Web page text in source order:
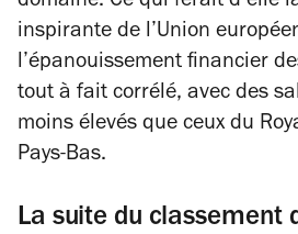
inspirante de l’Union
l’épanouissement financier
tout à fait corrélé, avec des
moins élevés que ceux du
Pays-Bas.
La suite du classement